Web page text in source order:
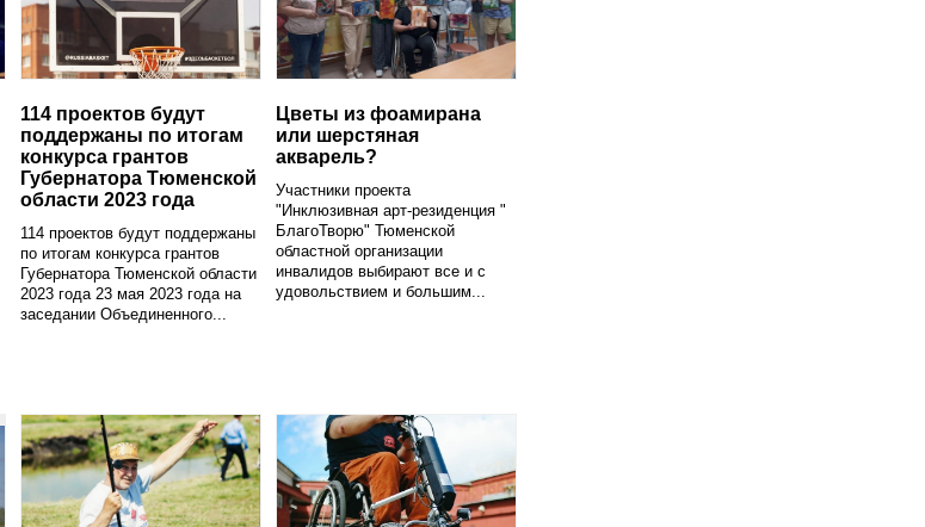
114 проектов будут
поддержаны по итогам
конкурса грантов
Губернатора Тюменской
области 2023 года
114 проектов будут поддержаны
по итогам конкурса грантов
Губернатора Тюменской области
2023 года 23 мая 2023 года на
заседании Объединенного...
Цветы из фоамирана
или шерстяная
акварель?
Участники проекта
"Инклюзивная арт-резиденция "
БлагоТворю" Тюменской
областной организации
инвалидов выбирают все и с
удовольствием и большим...